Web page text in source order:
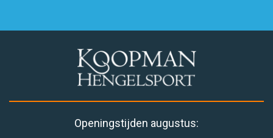
Openingstijden augustus: